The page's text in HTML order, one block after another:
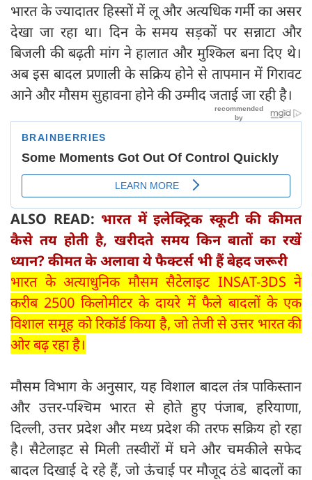
भारत के ज्यादातर हिस्सों में लू और अत्यधिक गर्मी का असर
देखा जा रहा था। दिन के समय सड़कों पर सन्नाटा और
बिजली की बढ़ती मांग ने हालात और मुश्किल बना दिए थे।
अब इस बादल प्रणाली के सक्रिय होने से तापमान में गिरावट
आने और मौसम सुहावना होने की उम्मीद जताई जा रही है।
ALSO READ: भारत में इलेक्ट्रिक स्कूटी की कीमत
कैसे तय होती है, खरीदते समय किन बातों का रखें
ध्यान? कीमत के अलावा ये फैक्टर्स भी हैं बेहद जरूरी
भारत के अत्याधुनिक मौसम सैटेलाइट INSAT-3DS ने
करीब 2500 किलोमीटर के दायरे में फैले बादलों के एक
विशाल समूह को रिकॉर्ड किया है, जो तेजी से उत्तर भारत की
ओर बढ़ रहा है।
मौसम विभाग के अनुसार, यह विशाल बादल तंत्र पाकिस्तान
और उत्तर-पश्चिम भारत से होते हुए पंजाब, हरियाणा,
दिल्ली, उत्तर प्रदेश और मध्य प्रदेश की तरफ सक्रिय हो रहा
है। सैटेलाइट से मिली तस्वीरों में घने और चमकीले सफेद
बादल दिखाई दे रहे हैं, जो ऊंचाई पर मौजूद ठंडे बादलों का